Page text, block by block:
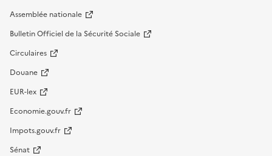
Assemblée nationale
Bulletin Officiel de la Sécurité Sociale
Circulaires
Douane
EUR-lex
Economie.gouv.fr
Impots.gouv.fr
Sénat